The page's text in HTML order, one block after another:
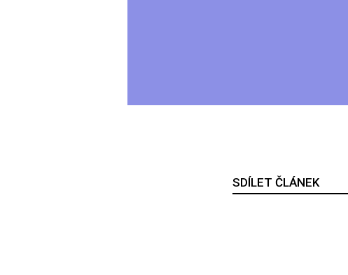
SDÍLET ČLÁNEK